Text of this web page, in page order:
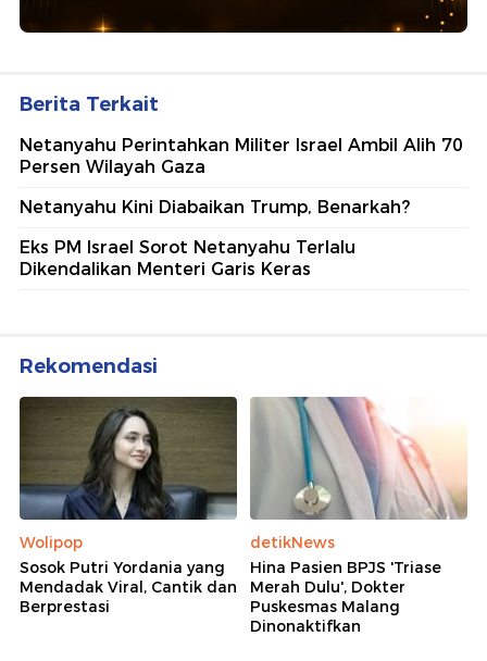
Berita Terkait
Netanyahu Perintahkan Militer Israel Ambil Alih 70
Persen Wilayah Gaza
Netanyahu Kini Diabaikan Trump, Benarkah?
Eks PM Israel Sorot Netanyahu Terlalu
Dikendalikan Menteri Garis Keras
Rekomendasi
Wolipop
Sosok Putri Yordania yang
Mendadak Viral, Cantik dan
Berprestasi
detikNews
Hina Pasien BPJS 'Triase
Merah Dulu', Dokter
Puskesmas Malang
Dinonaktifkan